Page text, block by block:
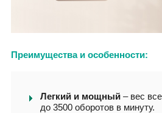
Преимущества и особенности:
Легкий и мощный – вес
до 3500 оборотов в минуту.